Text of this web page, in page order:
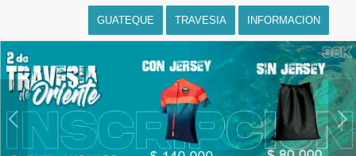
GUATEQUE TRAVESIA INFORMACION
Posterior